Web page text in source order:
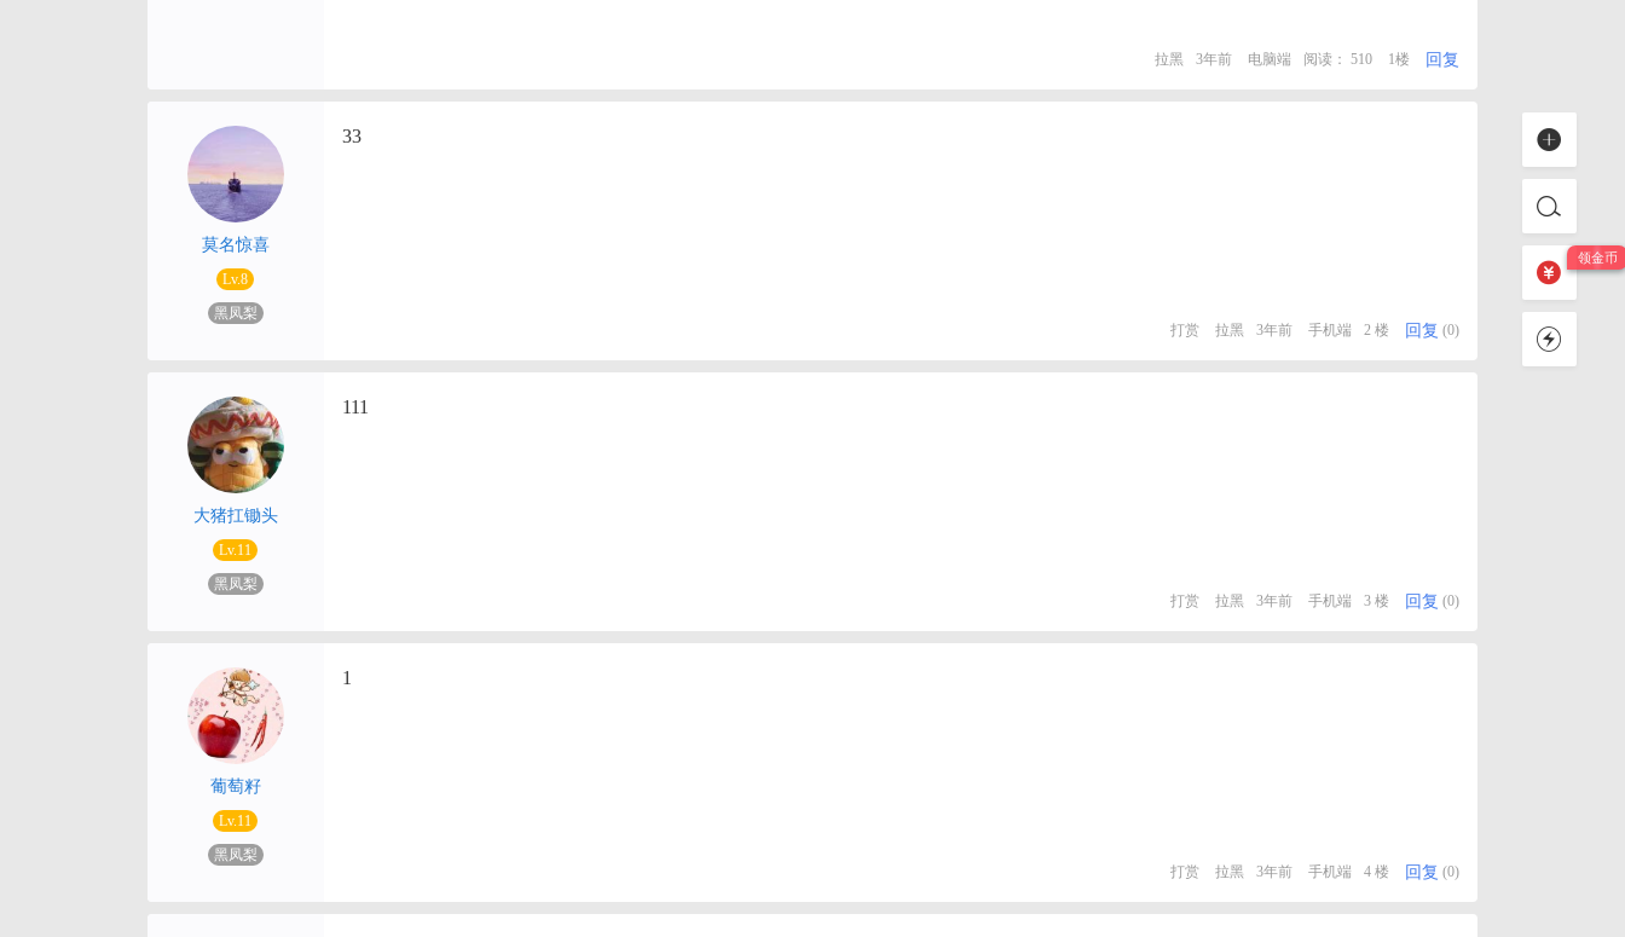
拉黑 3年前 电脑端 阅读： 510 1楼 回复
莫名惊喜
Lv.8
黑凤梨
33
打赏 拉黑 3年前 手机端 2 楼 回复 (0)
大猪扛锄头
Lv.11
黑凤梨
111
打赏 拉黑 3年前 手机端 3 楼 回复 (0)
葡萄籽
Lv.11
黑凤梨
1
打赏 拉黑 3年前 手机端 4 楼 回复 (0)